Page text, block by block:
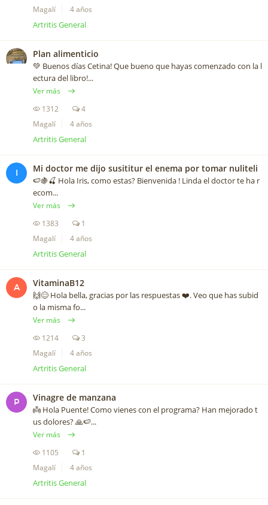
Magalí
4 años
Artritis General
Plan alimenticio
💚 Buenos días Cetina! Que bueno que hayas comenzado con la l
ectura del libro!...
Ver más
1312
4
Magalí
4 años
Artritis General
I Mi doctor me dijo susititur el enema por tomar nuliteli
🍉🍇🍒 Hola Iris, como estas? Bienvenida ! Linda el doctor te ha r
ecom...
Ver más
1383
1
Magalí
4 años
Artritis General
A VitaminaB12
🙌😊 Hola bella, gracias por las respuestas ❤️️. Veo que has subid
o la misma fo...
Ver más
1214
3
Magalí
4 años
Artritis General
P Vinagre de manzana
👼 Hola Puente! Como vienes con el programa? Han mejorado t
us dolores? 🙏🍉...
Ver más
1105
1
Magalí
4 años
Artritis General